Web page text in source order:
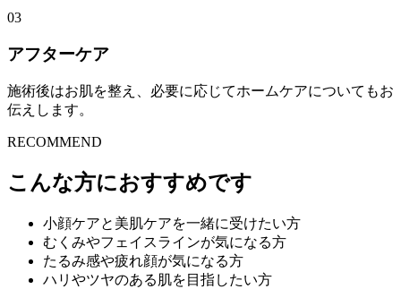
03
アフターケア
施術後はお肌を整え、必要に応じてホームケアについてもお
伝えします。
RECOMMEND
こんな方におすすめです
小顔ケアと美肌ケアを一緒に受けたい方
むくみやフェイスラインが気になる方
たるみ感や疲れ顔が気になる方
ハリやツヤのある肌を目指したい方